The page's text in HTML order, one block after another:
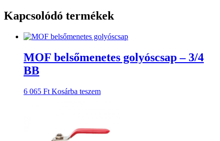
Kapcsolódó termékek
MOF belsőmenetes golyóscsap – 3/4
BB
6 065 Ft Kosárba teszem